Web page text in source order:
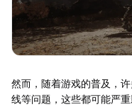
然而，随着游戏的普及，
线等问题，这些都可能严